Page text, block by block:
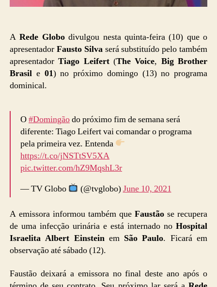
ARede Globodivulgou nesta quinta-feira (10) que o
apresentador Fausto Silvaserá substituído pelo também
apresentadorTiago Leifert(The Voice, Big Brother
Brasil e 01) no próximo domingo (13) no programa
dominical.
O#Domingãodo próximo fim de semana será
diferente: Tiago Leifert vai comandar o programa
pela primeira vez. Entenda
https://t.co/jNSTtSV5XA
pic.twitter.com/hZ9MqshL3r
— TV Globo
(@tvglobo)June 10, 2021
A emissora informou também que Faustão se recupera
de uma infecção urinária e está internado no Hospital
Israelita Albert Einsteinem São Paulo. Ficará em
observação até sábado (12).
Faustão deixará a emissora no final deste ano após o